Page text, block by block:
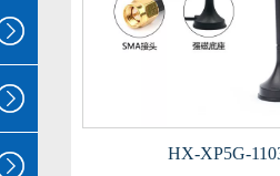
HX-XP5G-